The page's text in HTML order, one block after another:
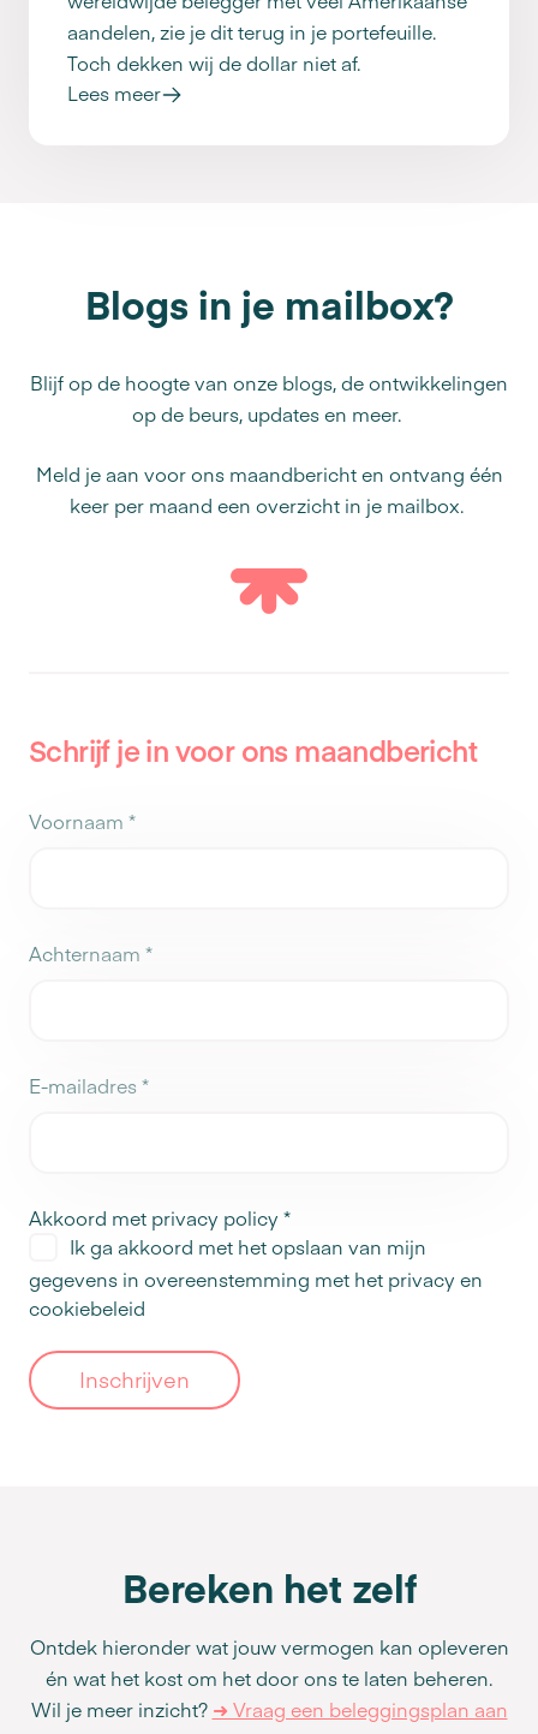
aandelen, zie je dit terug in je portefeuille.
Toch dekken wij de dollar niet af.
Lees meer
Blogs in je mailbox?
Blijf op de hoogte van onze blogs, de ontwikkelingen
op de beurs, updates en meer.
Meld je aan voor ons maandbericht en ontvang één
keer per maand een overzicht in je mailbox.
Schrijf je in voor ons maandbericht
Voornaam *
Achternaam *
E-mailadres *
Akkoord met privacy policy *
Ik ga akkoord met het opslaan van mijn
gegevens in overeenstemming met het privacy en
cookiebeleid
Inschrijven
Bereken het zelf
Ontdek hieronder wat jouw vermogen kan opleveren
én wat het kost om het door ons te laten beheren.
Wil je meer inzicht? ➜ Vraag een beleggingsplan aan